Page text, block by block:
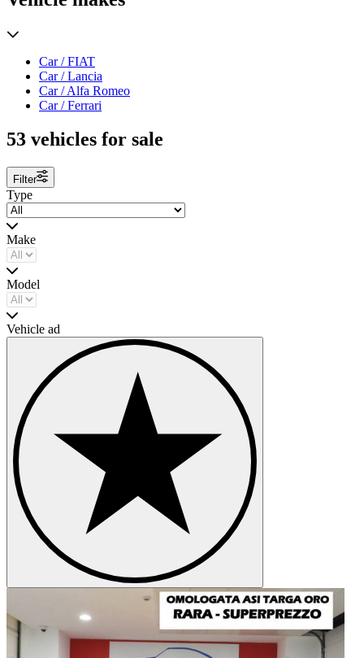
Car / FIAT
Car / Lancia
Car / Alfa Romeo
Car / Ferrari
53 vehicles for sale
Filter
Type
Make
Model
Vehicle ad